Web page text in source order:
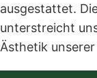
ausgestattet.
unterstreicht
Ästhetik